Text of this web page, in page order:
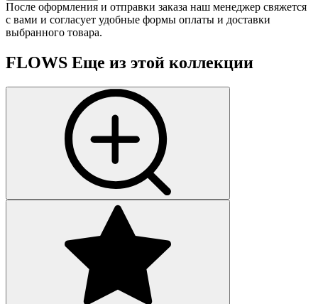
После оформления и отправки заказа наш менеджер свяжется
с вами и согласует удобные формы оплаты и доставки
выбранного товара.
FLOWS Еще из этой коллекции